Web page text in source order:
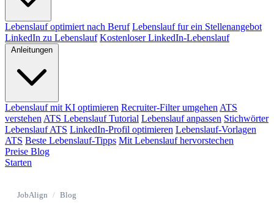
Lebenslauf optimiert nach Beruf Lebenslauf fur ein Stellenangebot
LinkedIn zu Lebenslauf Kostenloser LinkedIn-Lebenslauf
Lebenslauf mit KI optimieren Recruiter-Filter umgehen ATS
verstehen ATS Lebenslauf Tutorial Lebenslauf anpassen Stichwörter
Lebenslauf ATS LinkedIn-Profil optimieren Lebenslauf-Vorlagen
ATS Beste Lebenslauf-Tipps Mit Lebenslauf hervorstechen
Preise Blog
Starten
JobAlign / Blog